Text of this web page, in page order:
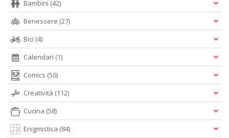
Bambini (42)
Benessere (27)
Bici (4)
Calendari (1)
Comics (50)
Creatività (112)
Cucina (58)
Enigmistica (84)